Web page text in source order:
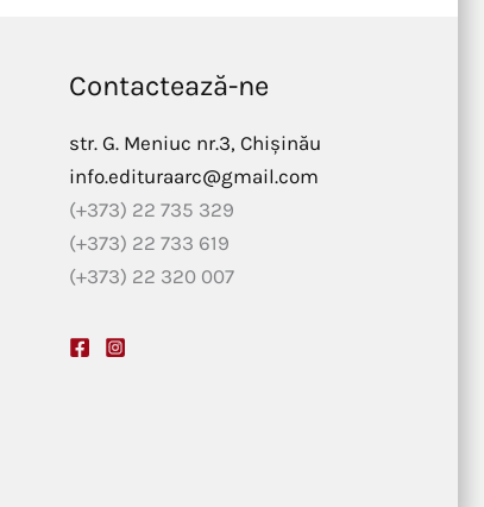
Contactează-ne
str. G. Meniuc nr.3, Chișinău
info.edituraarc@gmail.com
(+373) 22 735 329
(+373) 22 733 619
(+373) 22 320 007